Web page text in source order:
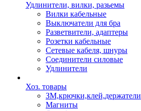
Удлинители, вилки, разьемы
Вилки кабельные
Выключатели для бра
Разветвители, адаптеры
Розетки кабельные
Сетевые кабеля, шнуры
Соединители силовые
Удлинители
Хоз. товары
ЗМ,крючки,клей,держатели
Магниты